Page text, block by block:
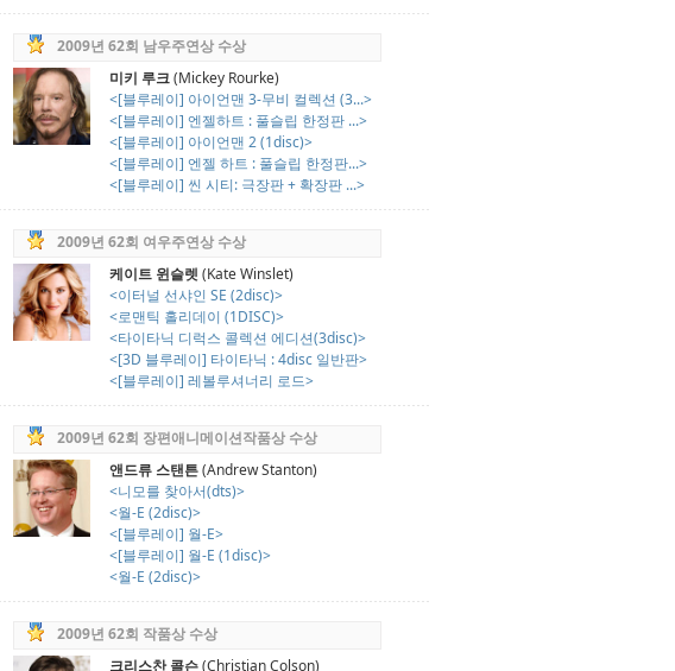
2009년 62회 남우주연상 수상
미키 루크(Mickey Rourke)
<[블루레이] 아이언맨 3-무비 컬렉션 (3...>
<[블루레이] 엔젤하트 : 풀슬립 한정판 ...>
<[블루레이] 아이언맨 2 (1disc)>
<[블루레이] 엔젤 하트 : 풀슬립 한정판...>
<[블루레이] 씬 시티: 극장판 + 확장판 ...>
2009년 62회 여우주연상 수상
케이트 윈슬렛 (Kate Winslet)
<이터널 선샤인 SE (2disc)>
<로맨틱 홀리데이 (1DISC)>
<타이타닉 디럭스 콜렉션 에디션(3disc)>
<[3D 블루레이] 타이타닉 : 4disc 일반판>
<[블루레이] 레볼루셔너리 로드>
2009년 62회 장편애니메이션작품상 수상
앤드류 스탠튼(Andrew Stanton)
<니모를 찾아서(dts)>
<월-E (2disc)>
<[블루레이] 월-E>
<[블루레이] 월-E (1disc)>
<월-E (2disc)>
2009년 62회 작품상 수상
크리스찬 콜슨(Christian Colson)